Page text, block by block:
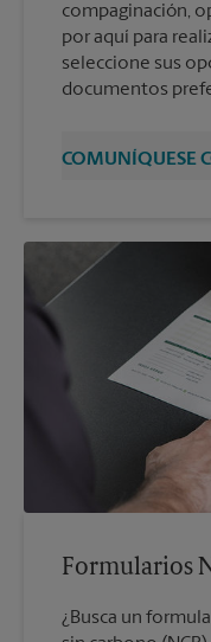
compaginación,
por aquí para
seleccione sus
documentos
COMUNÍQUESE
Formularios
¿Busca un